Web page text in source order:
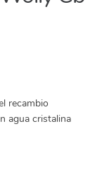
recambio
agua cristalina